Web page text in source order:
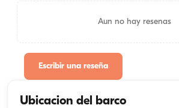
Aun no hay resenas
Escribir una reseña
Ubicacion del barco